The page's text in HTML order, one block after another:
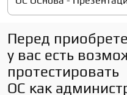
Перед
у вас есть
протестировать
ОС как